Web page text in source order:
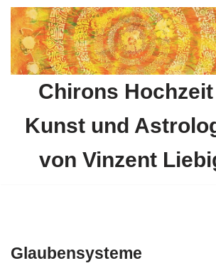
Zum
Inhalt
springen
Chirons Hochzeit
Kunst und
von Vinzent
Glaubensysteme